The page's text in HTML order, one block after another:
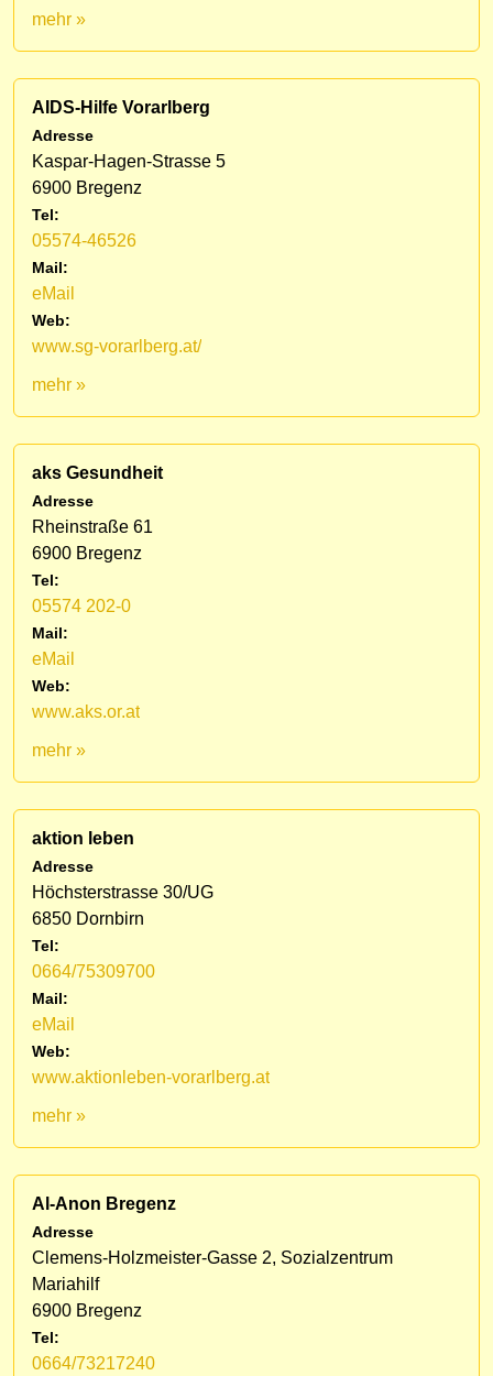
mehr »
AIDS-Hilfe Vorarlberg
Adresse
Kaspar-Hagen-Strasse 5
6900 Bregenz
Tel:
05574-46526
Mail:
eMail
Web:
www.sg-vorarlberg.at/
mehr »
aks Gesundheit
Adresse
Rheinstraße 61
6900 Bregenz
Tel:
05574 202-0
Mail:
eMail
Web:
www.aks.or.at
mehr »
aktion leben
Adresse
Höchsterstrasse 30/UG
6850 Dornbirn
Tel:
0664/75309700
Mail:
eMail
Web:
www.aktionleben-vorarlberg.at
mehr »
Al-Anon Bregenz
Adresse
Clemens-Holzmeister-Gasse 2, Sozialzentrum
Mariahilf
6900 Bregenz
Tel:
0664/73217240